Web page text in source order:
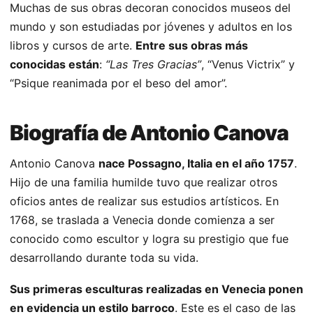
Muchas de sus obras decoran conocidos museos del
mundo y son estudiadas por jóvenes y adultos en los
libros y cursos de arte. Entre sus obras más
conocidas están: “Las Tres Gracias”, “Venus Victrix” y
“Psique reanimada por el beso del amor”.
Biografía de Antonio Canova
Antonio Canova nace Possagno, Italia en el año 1757.
Hijo de una familia humilde tuvo que realizar otros
oficios antes de realizar sus estudios artísticos. En
1768, se traslada a Venecia donde comienza a ser
conocido como escultor y logra su prestigio que fue
desarrollando durante toda su vida.
Sus primeras esculturas realizadas en Venecia ponen
en evidencia un estilo barroco. Este es el caso de las